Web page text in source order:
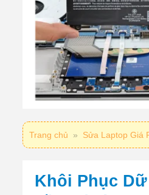
Trang chủ » Sửa Laptop Giá
Khôi Phục